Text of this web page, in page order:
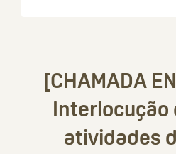
[CHAMADA
Interlocução
atividades